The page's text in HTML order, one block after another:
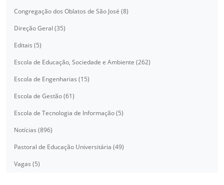
Congregação dos Oblatos de São José (8)
Direção Geral (35)
Editais (5)
Escola de Educação, Sociedade e Ambiente (262)
Escola de Engenharias (15)
Escola de Gestão (61)
Escola de Tecnologia de Informação (5)
Notícias (896)
Pastoral de Educação Universitária (49)
Vagas (5)